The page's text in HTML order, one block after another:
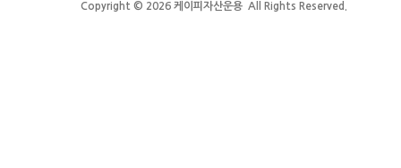
Copyright © 2026 케이피자산운용 All Rights Reserved.